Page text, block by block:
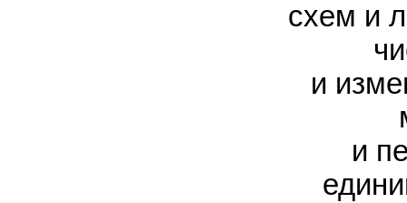
схем и
и
и